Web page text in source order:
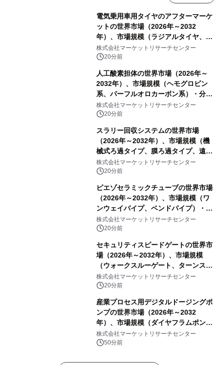
電気乗用車用タイヤのアフターマーケ
ットの世界市場（2026年～2032
年）、市場規模（ラジアルタイヤ、サ
イドウォール補強タイヤ、その他）・
分析レポートを発表
株式会社マーケットリサーチセンター
20分前
人工酸素担体の世界市場（2026年～
2032年）、市場規模（ヘモグロビン
系、パーフルオロカーボン系）・分析
レポートを発表
株式会社マーケットリサーチセンター
20分前
スラリー回収システムの世界市場
（2026年～2032年）、市場規模（機
械式ろ過タイプ、膜ろ過タイプ、遠心
分離タイプ、ハイブリッドタイプ）・
分析レポートを発表
株式会社マーケットリサーチセンター
20分前
ピエゾセラミックチューブの世界市場
（2026年～2032年）、市場規模（ワ
ンウェイパイプ、ベンドパイプ）・分
析レポートを発表
株式会社マーケットリサーチセンター
20分前
セキュリティスピードゲートの世界市
場（2026年～2032年）、市場規模
（ウォークスルーゲート、ターンスタ
イル、フルハイトターンスタイル）・
分析レポートを発表
株式会社マーケットリサーチセンター
20分前
産業プロセス用デジタルドージングポ
ンプの世界市場（2026年～2032
年）、市場規模（ダイヤフラムポン
プ、ペリスタルティックポンプ、その
他）・分析レポートを発表
株式会社マーケットリサーチセンター
50分前